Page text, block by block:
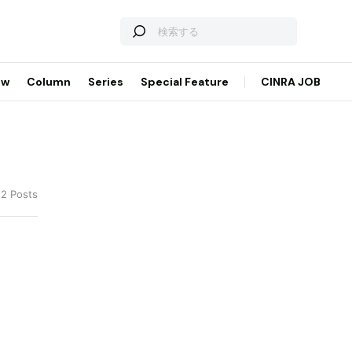
Column Series Special Feature CINRA JOB
Posts